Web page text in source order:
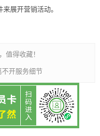
展开营销活动。
值得收藏！
不开服务细节